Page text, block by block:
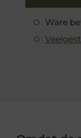
Ware